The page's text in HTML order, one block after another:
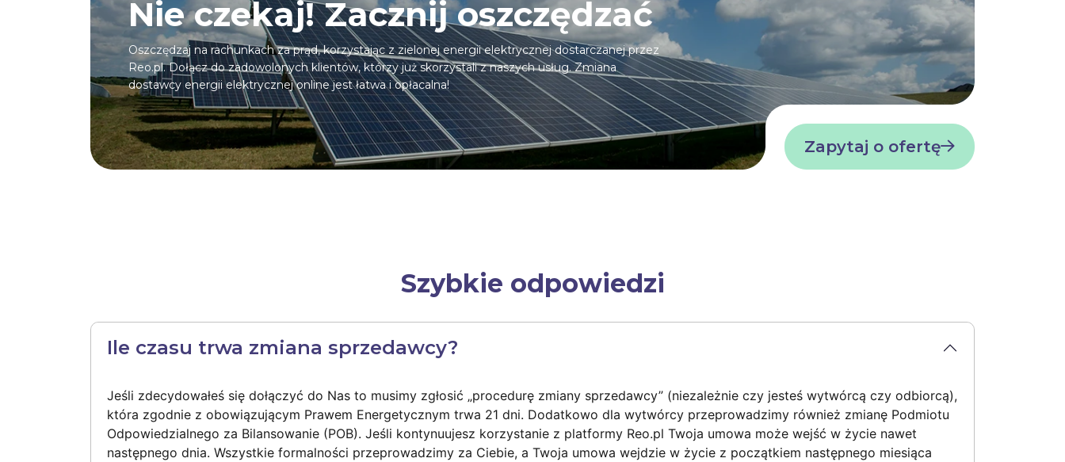
Nie czekaj! Zacznij oszczędzać
Oszczędzaj na rachunkach za prąd, korzystając z zielonej energii elektrycznej dostarczanej przez
Reo.pl. Dołącz do zadowolonych klientów, którzy już skorzystali z naszych usług. Zmiana
dostawcy energii elektrycznej online jest łatwa i opłacalna!
Zapytaj o ofertę
Szybkie odpowiedzi
Ile czasu trwa zmiana sprzedawcy?
Jeśli zdecydowałeś się dołączyć do Nas to musimy zgłosić „procedurę zmiany sprzedawcy” (niezależnie czy jesteś wytwórcą czy odbiorcą),
która zgodnie z obowiązującym Prawem Energetycznym trwa 21 dni. Dodatkowo dla wytwórcy przeprowadzimy również zmianę Podmiotu
Odpowiedzialnego za Bilansowanie (POB). Jeśli kontynuujesz korzystanie z platformy Reo.pl Twoja umowa może wejść w życie nawet
następnego dnia. Wszystkie formalności przeprowadzimy za Ciebie, a Twoja umowa wejdzie w życie z początkiem następnego miesiąca